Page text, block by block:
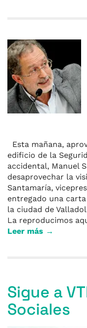
Esta mañana,
edificio de la
accidental, Manuel
desaprovechar la
Santamaría,
entregado una
la ciudad de
La reproducimos
Leer más →
Sigue a
Sociales